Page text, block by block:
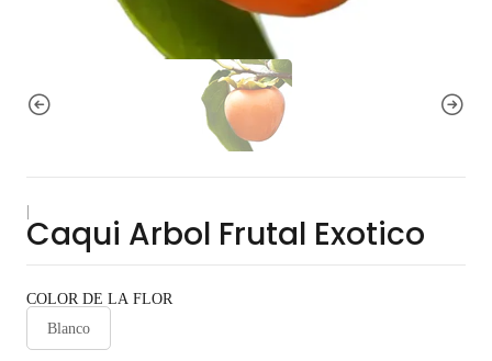
Caqui Arbol Frutal Exotico
COLOR DE LA FLOR
Blanco